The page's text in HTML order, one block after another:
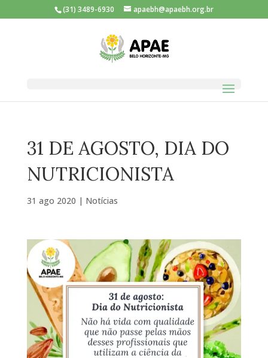
(31) 3489-6930 apaebh@apaebh.org.br
31 DE AGOSTO, DIA DO
NUTRICIONISTA
31 ago 2020 | Notícias